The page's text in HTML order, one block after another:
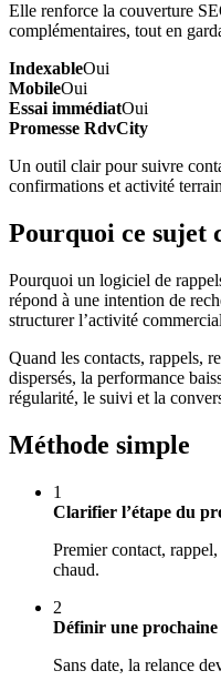
Elle renforce la couverture
complémentaires, tout en
IndexableOui
MobileOui
Essai immédiatOui
Promesse RdvCity
Un outil clair pour suivre
confirmations et activité
Pourquoi ce sujet
Pourquoi un logiciel de
répond à une intention de
structurer l’activité
Quand les contacts, rappels,
dispersés, la performance
régularité, le suivi et la
Méthode simple
1
Clarifier l’étape du
Premier contact,
chaud.
2
Définir une prochaine
Sans date, la relance